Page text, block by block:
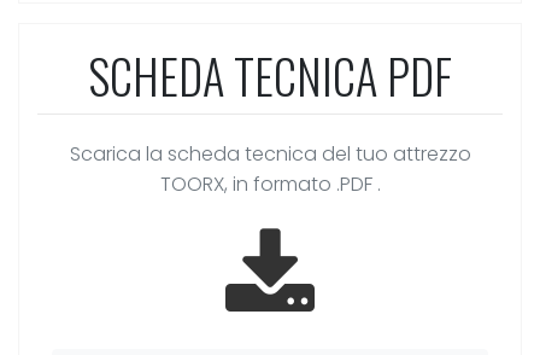
SCHEDA TECNICA PDF
Scarica la scheda tecnica del tuo attrezzo
TOORX, in formato .PDF .